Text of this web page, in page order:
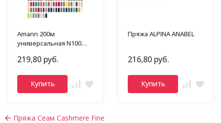
Amann 200м
универсальная N100
219,80 руб.
Купить
Пряжа ALPINA ANABEL
216,80 руб.
Купить
Пряжа Сеам Cashmere Fine